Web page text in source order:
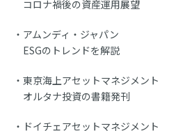
コロナ禍後の資産運用展望
アムンディ・ジャパン
ESGのトレンドを解説
東京海上アセットマネジメント
オルタナ投資の書籍発刊
ドイチェアセットマネジメント